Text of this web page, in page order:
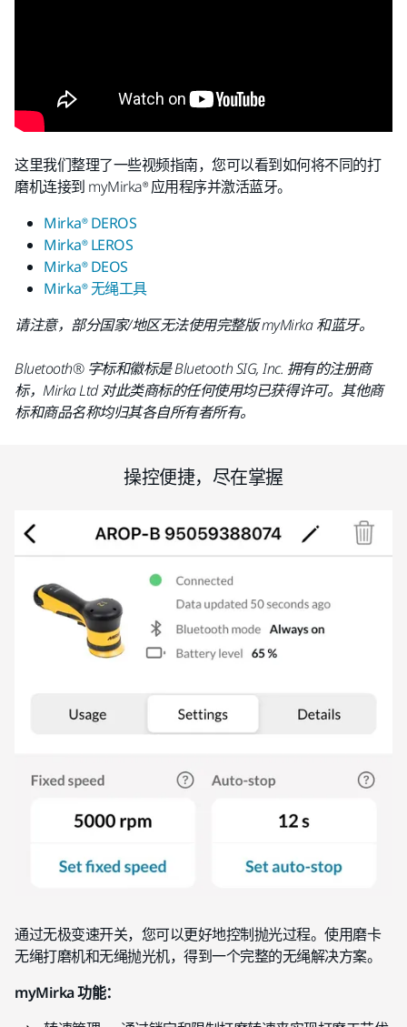
这里我们整理了一些视频指南，您可以看到如何将不同的打
磨机连接到 myMirka® 应用程序并激活蓝牙。
Mirka® DEROS
Mirka® LEROS
Mirka® DEOS
Mirka® 无绳工具
请注意，部分国家/地区无法使用完整版 myMirka 和蓝牙。
Bluetooth® 字标和徽标是 Bluetooth SIG, Inc. 拥有的注册商
标，Mirka Ltd 对此类商标的任何使用均已获得许可。其他商
标和商品名称均归其各自所有者所有。
操控便捷，尽在掌握
通过无极变速开关，您可以更好地控制抛光过程。使用磨卡
无绳打磨机和无绳抛光机，得到一个完整的无绳解决方案。
myMirka 功能：